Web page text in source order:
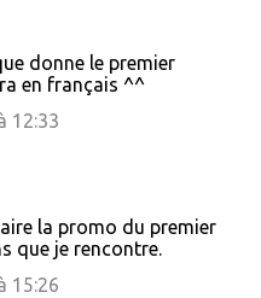
donne le premier
en français ^^
12:33
la promo du premier
que je rencontre.
15:26